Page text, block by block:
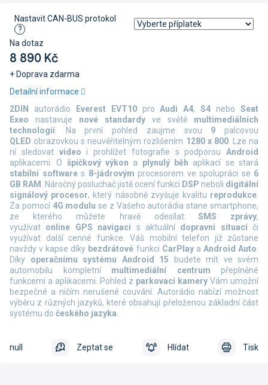
8 890 Kč
+ Doprava zdarma
Měrná
cena:
Na dotaz
Nastavit CAN-BUS protokol
?
2DIN autorádio Everest EVT10proAudi A4, S4nebo Seat
Exeo nastavuje nové standardy ve světě multimediálních
technologií. Na první pohled zaujme svou 9 palcovou
QLED obrazovkou s neuvěřitelným rozlišením 1280 x 800. Lze na
ní sledovat video i prohlížet fotografie s podporou Android
aplikacemi. O špičkový výkon a plynulý běh aplikací se stará
stabilní softwares 8-jádrovým procesorem ve spolupráci se 6
GB RAM . Náročný posluchač jistě ocení funkci DSP neboli digitální
signálový procesor, který násobně zvyšuje kvalitu reprodukce.
Za pomocí 4G modulu se z Vašeho autorádia stane smartphone,
ze kterého můžete hravě odesílat SMS zprávy,
využívat online GPS navigaci s aktuální dopravní situacíči
využívat další cenné funkce. Váš mobilní telefon již zůstane
navždy v kapse díky bezdrátové funkci CarPlaya Android Auto.
Díky operačnímu systému Android 15 budete mít ve svém
automobilu kompletní multimediální centrum přeplněné
funkcemi a aplikacemi. Pohled z parkovací kamery Vám umožní
bezpečné a ničím nerušené couvání. Autorádio nabízí možnost
výběru z různých jazyků, které obsahují přeloženou základní část
systému do českého jazyka.
Detailní informace
Tisk
Zeptat se Hlídat
null